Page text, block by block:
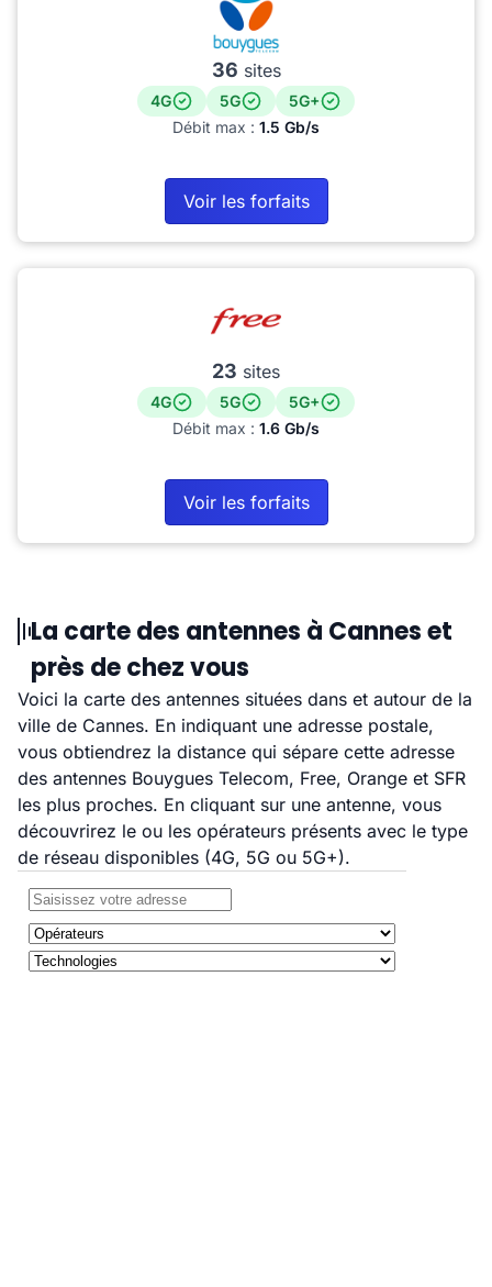
36 sites
4G 5G
5G+
Débit max : 1.5 Gb/s
Voir les forfaits
23 sites
4G 5G
5G+
Débit max : 1.6 Gb/s
Voir les forfaits
La carte des antennes à Cannes et
près de chez vous
Voici la carte des antennes situées dans et autour de la
ville de Cannes. En indiquant une adresse postale,
vous obtiendrez la distance qui sépare cette adresse
des antennes Bouygues Telecom, Free, Orange et SFR
les plus proches. En cliquant sur une antenne, vous
découvrirez le ou les opérateurs présents avec le type
de réseau disponibles (4G, 5G ou 5G+).